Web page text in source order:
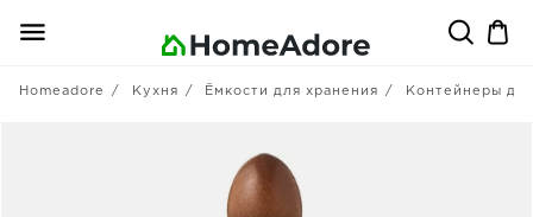
Homeadore Кухня Ёмкости для хранения Контейнеры